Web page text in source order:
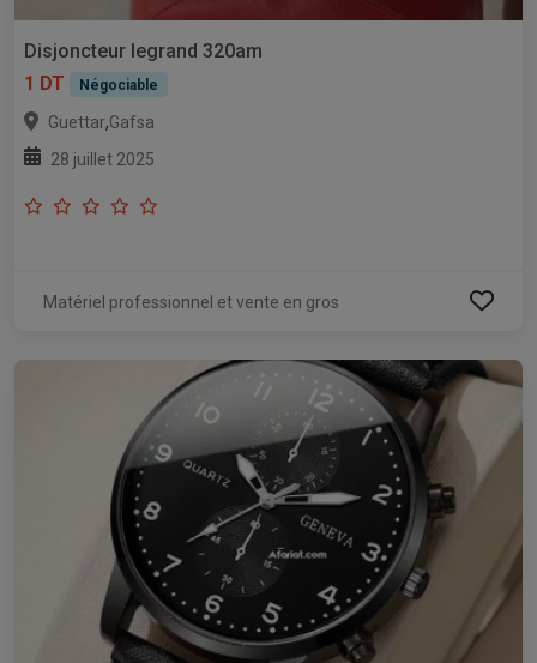
Disjoncteur legrand 320am
1 DT
Négociable
Guettar,Gafsa
28 juillet 2025
Matériel professionnel et vente en gros